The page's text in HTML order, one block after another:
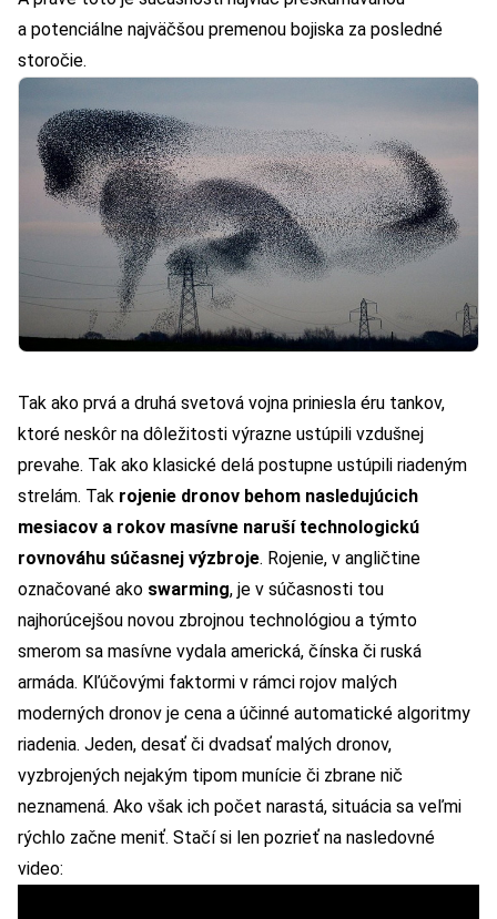
a potenciálne najväčšou premenou bojiska za posledné
storočie.
Tak ako prvá a druhá svetová vojna priniesla éru tankov,
ktoré neskôr na dôležitosti výrazne ustúpili vzdušnej
prevahe. Tak ako klasické delá postupne ustúpili riadeným
strelám. Tak rojenie dronov behom nasledujúcich
mesiacov a rokov masívne naruší technologickú
rovnováhu súčasnej výzbroje. Rojenie, v angličtine
označované ako swarming, je v súčasnosti tou
najhorúcejšou novou zbrojnou technológiou a týmto
smerom sa masívne vydala americká, čínska či ruská
armáda. Kľúčovými faktormi v rámci rojov malých
moderných dronov je cena a účinné automatické algoritmy
riadenia. Jeden, desať či dvadsať malých dronov,
vyzbrojených nejakým tipom munície či zbrane nič
neznamená. Ako však ich počet narastá, situácia sa veľmi
rýchlo začne meniť. Stačí si len pozrieť na nasledovné
video: